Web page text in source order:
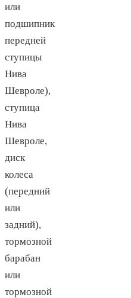
или
подшипник
передней
ступицы
Нива
Шевроле),
ступица
Нива
Шевроле,
диск
колеса
(передний
или
задний),
тормозной
барабан
или
тормозной